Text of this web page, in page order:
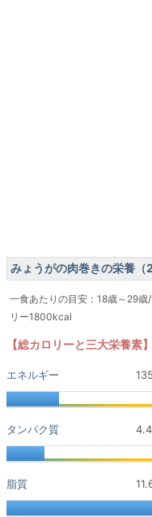
みょうがの肉巻きの栄養（
一食あたりの目安：18歳～29
リー1800kcal
【総カロリーと三大栄養素】
エネルギー
タンパク質
脂質